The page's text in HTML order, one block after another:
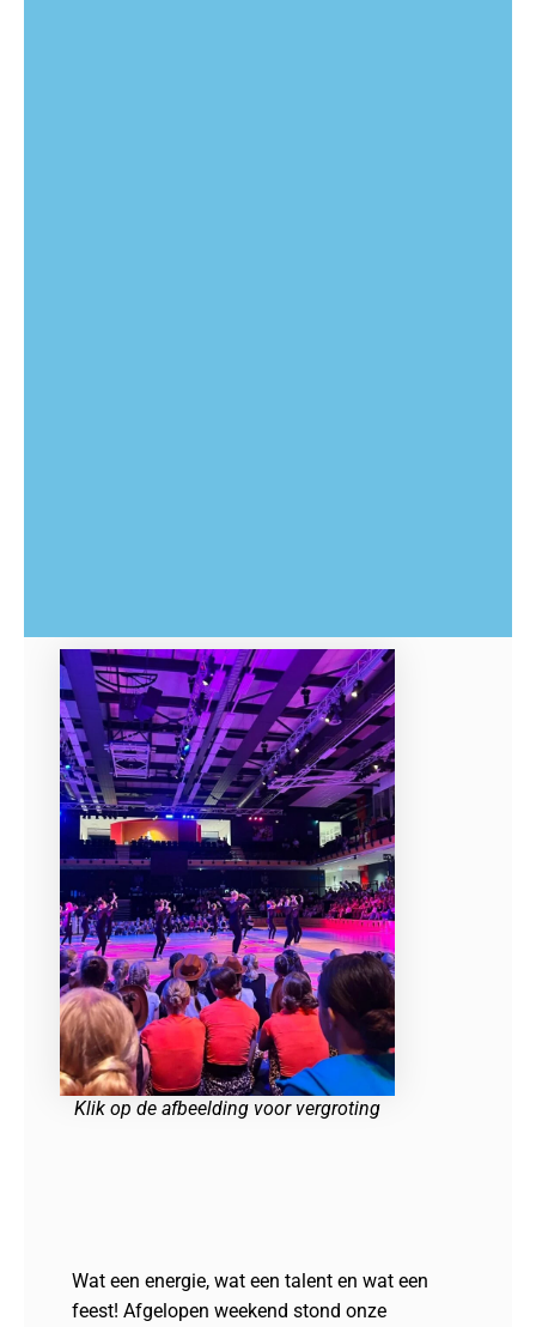
Klik op de afbeelding voor vergroting
Wat een energie, wat een talent en wat een
feest! Afgelopen weekend stond onze